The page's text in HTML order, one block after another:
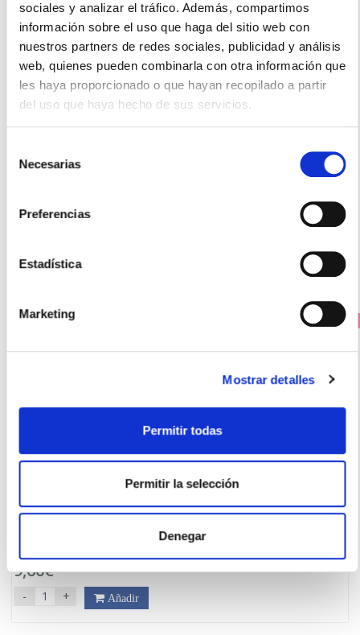
sociales y analizar el tráfico. Además, compartimos
información sobre el uso que haga del sitio web con
nuestros partners de redes sociales, publicidad y análisis
web, quienes pueden combinarla con otra información que
les haya proporcionado o que hayan recopilado a partir
del uso que haya hecho de sus servicios.
Necesarias
Preferencias
Estadística
Marketing
Mostrar detalles
Permitir todas
Permitir la selección
Denegar
Abretarros Dycem
7,54€
LACER
OROS Colutorio (500ml)
9,60€
- + Añadir